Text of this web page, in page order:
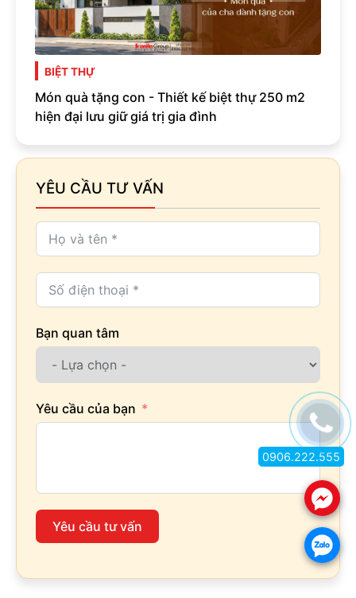
BIỆT THỰ
Món quà tặng con - Thiết kế biệt thự 250 m2
hiện đại lưu giữ giá trị gia đình
YÊU CẦU TƯ VẤN
Bạn quan tâm
Yêu cầu của bạn
Yêu cầu tư vấn
.
.
0906.222.555